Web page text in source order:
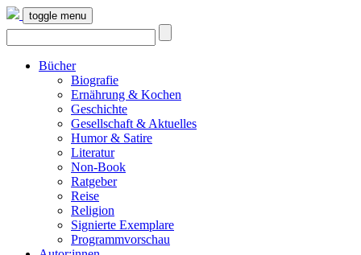
toggle menu
Bücher
Biografie
Ernährung & Kochen
Geschichte
Gesellschaft & Aktuelles
Humor & Satire
Literatur
Non-Book
Ratgeber
Reise
Religion
Signierte Exemplare
Programmvorschau